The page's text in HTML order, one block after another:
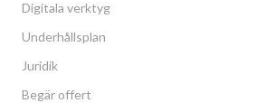
Digitala verktyg
Underhållsplan
Juridik
Begär offert